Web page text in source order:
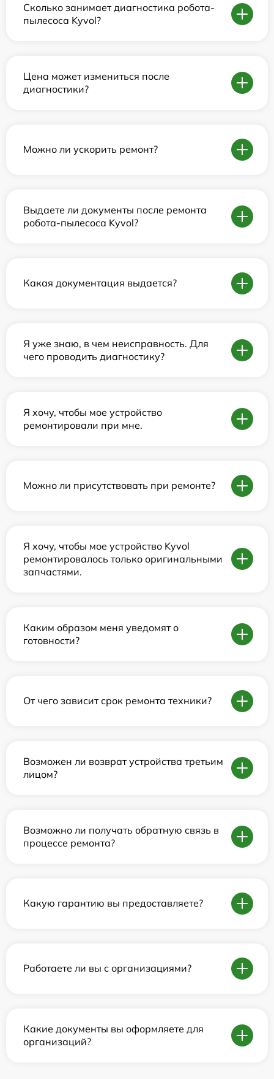
Сколько занимает диагностика робота-
пылесоса Kyvol?
Цена может измениться после
диагностики?
Можно ли ускорить ремонт?
Выдаете ли документы после ремонта
робота-пылесоса Kyvol?
Какая документация выдается?
Я уже знаю, в чем неисправность. Для
чего проводить диагностику?
Я хочу, чтобы мое устройство
ремонтировали при мне.
Можно ли присутствовать при ремонте?
Я хочу, чтобы мое устройство Kyvol
ремонтировалось только оригинальными
запчастями.
Каким образом меня уведомят о
готовности?
От чего зависит срок ремонта техники?
Возможен ли возврат устройства третьим
лицом?
Возможно ли получать обратную связь в
процессе ремонта?
Какую гарантию вы предоставляете?
Работаете ли вы с организациями?
Какие документы вы оформляете для
организаций?